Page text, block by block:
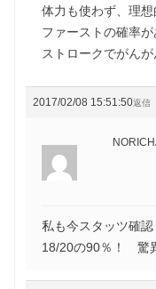
体力も使わず、理想
ファーストの確率
ストロークでがん
2017/02/08 15:51:50返信
私も今スタッツ確
18/20の90％！ 驚